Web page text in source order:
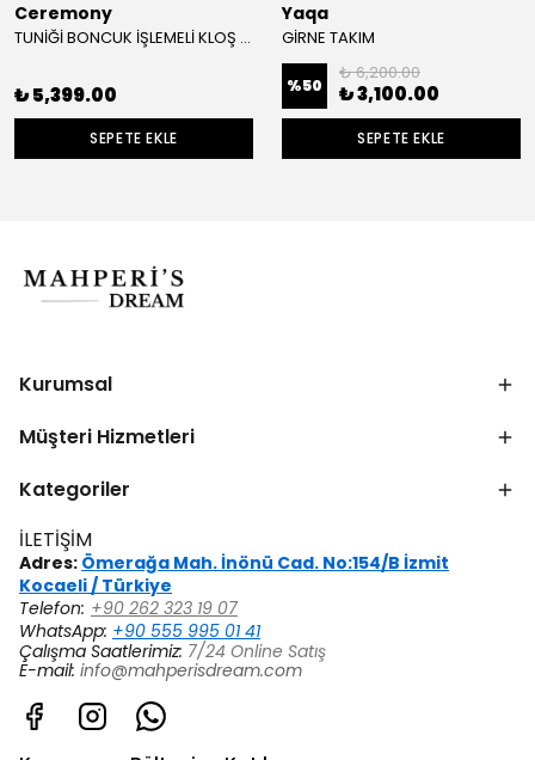
Ceremony
TUNİĞİ BONCUK İŞLEMELİ KLOŞ ETEKLİ TAKIM
₺ 5,399.00
SEPETE EKLE
Yaqa
GİRNE TAKIM
%50
₺ 6,200.00
₺ 3,100.00
SEPETE EKLE
Kurumsal
Müşteri Hizmetleri
Kategoriler
İLETİŞİM
Adres: Ömerağa Mah. İnönü Cad. No:154/B İzmit
Kocaeli / Türkiye
Telefon: +90 262 323 19 07
WhatsApp: +90 555 995 01 41
Çalışma Saatlerimiz: 7/24 Online Satış
E-mail: info@mahperisdream.com